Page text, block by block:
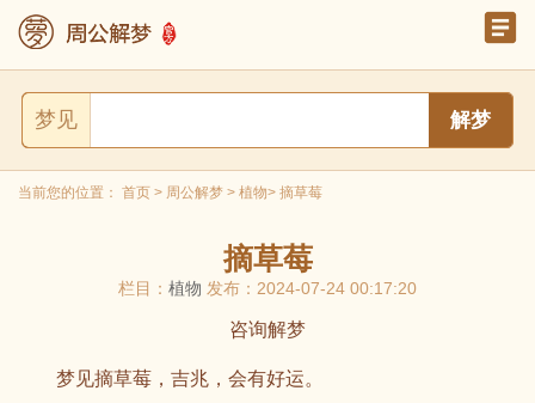
梦见
当前您的位置： 首页 > 周公解梦 > 植物> 摘草莓
摘草莓
栏目： 植物 发布：2024-07-24 00:17:20
咨询解梦
梦见摘草莓，吉兆，会有好运。